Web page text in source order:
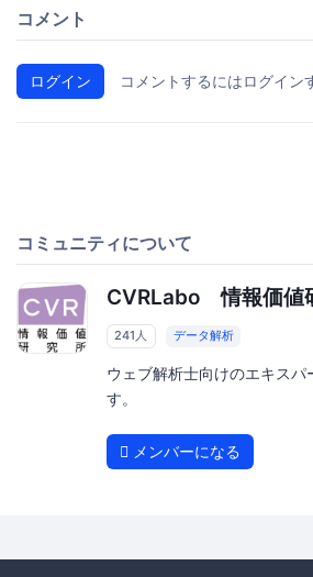
コメント
ログイン コメントするにはログイン
コミュニティについて
CVRLabo 情報価値
241人 データ解析
ウェブ解析士向けのエキスパ
す。
メンバーになる